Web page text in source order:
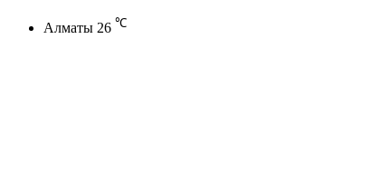
Алматы 26 ℃